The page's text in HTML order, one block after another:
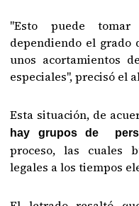
"Esto puede
dependiendo el grado
unos acortamientos
especiales", precisó el
Esta situación, de
hay grupos de
proceso, las cuales
legales a los tiempos